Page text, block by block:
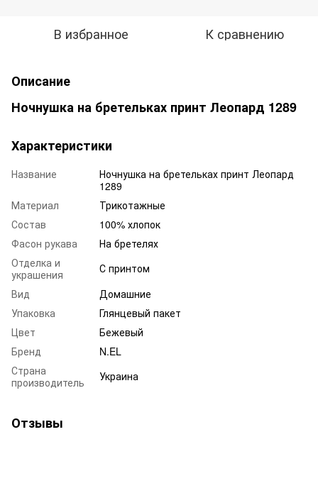
В избранное К сравнению
Описание
Ночнушка на бретельках принт Леопард 1289
Характеристики
Название
Ночнушка на бретельках принт Леопард
1289
Материал
Трикотажные
Состав
100% хлопок
Фасон рукава
На бретелях
Отделка и
украшения
С принтом
Вид
Домашние
Упаковка
Глянцевый пакет
Цвет
Бежевый
Бренд
N.EL
Страна
производитель
Украина
Отзывы